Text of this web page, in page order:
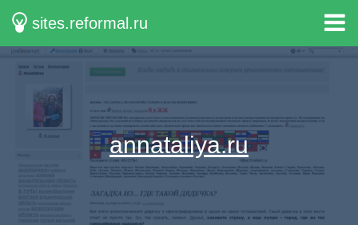
sites.reformal.ru
annataliya.ru